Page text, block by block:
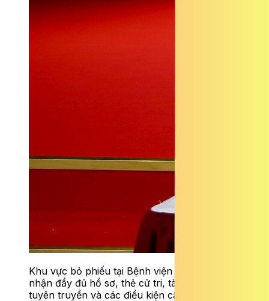
Khu vực bỏ phiếu tại Bệnh viện 19-8 đã tiếp
nhận đầy đủ hồ sơ, thẻ cử tri, tài liệu, pano
tuyên truyền và các điều kiện cần thiết phục